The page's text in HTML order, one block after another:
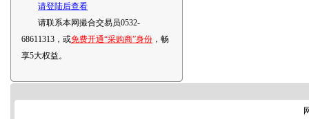
请登陆后查看
请联系本网撮合交易员0532-
68611313，或免费开通“采购商”身份 ，畅
享5大权益。